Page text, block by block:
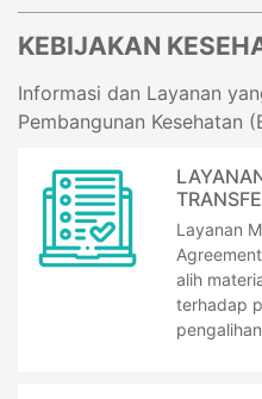
KEBIJAKAN
Informasi dan Layanan
Pembangunan Kesehatan
Layanan
alih
terhadap